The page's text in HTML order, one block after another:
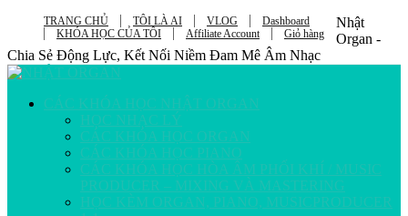
TRANG CHỦ TÔI LÀ AI VLOG
Dashboard
KHÓA HỌC CỦA TÔI
Affiliate Account Giỏ hàng
Nhật
Organ -
Chia Sẻ Động Lực, Kết Nối Niềm Đam Mê Âm Nhạc
CÁC KHÓA HỌC NHẬT ORGAN
HỌC NHẠC LÝ
CÁC KHÓA HỌC ORGAN
CÁC KHÓA HỌC PIANO
CÁC KHÓA HỌC HÒA ÂM PHỐI KHÍ / MUSIC
PRODUCER – MIXING VÀ MASTERING
HỌC KÈM ORGAN, PIANO, MUSICPRODUCER